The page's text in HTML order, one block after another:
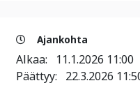
Ajankohta
Alkaa: 11.1.2026 11:00
Päättyy: 22.3.2026